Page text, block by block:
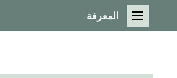
القائمة الرئيسية
المعرفة